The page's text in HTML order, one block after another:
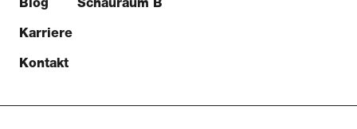
Blog
Karriere
Kontakt
Schauraum B